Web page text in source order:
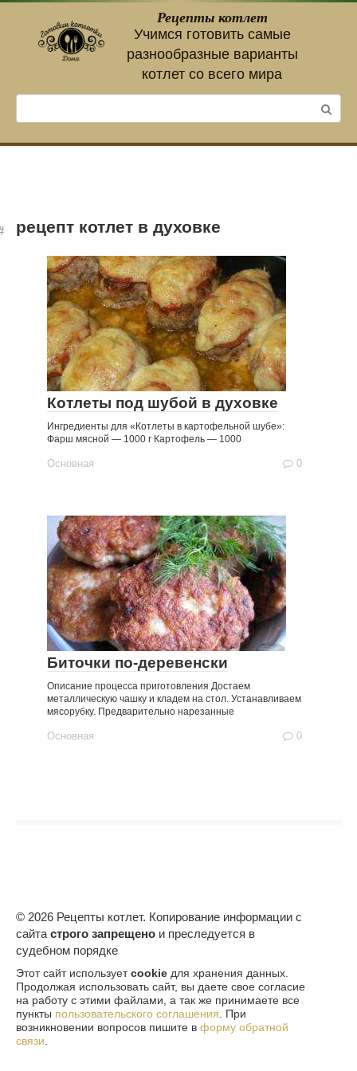
контенту
Рецепты котлет
Учимся готовить самые
разнообразные варианты
котлет со всего мира
рецепт котлет в духовке
Котлеты под шубой в духовке
Ингредиенты для «Котлеты в картофельной шубе»:
Фарш мясной — 1000 г Картофель — 1000
Основная 0
Биточки по-деревенски
Описание процесса приготовления Достаем
металлическую чашку и кладем на стол. Устанавливаем
мясорубку. Предварительно нарезанные
Основная 0
© 2026 Рецепты котлет. Копирование информации с
сайта строго запрещено и преследуется в
судебном порядке
Этот сайт использует cookie для хранения данных.
Продолжая использовать сайт, вы даете свое согласие
на работу с этими файлами, а так же принимаете все
пункты пользовательского соглашения. При
возникновении вопросов пишите в форму обратной
связи.